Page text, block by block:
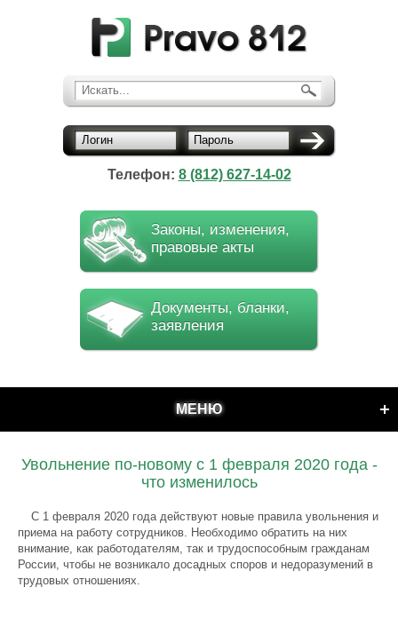
Искать...
Логин Пароль
Телефон: 8 (812) 627-14-02
Законы, изменения,
правовые акты
Документы, бланки,
заявления
МЕНЮ
Увольнение по-новому с 1 февраля 2020 года -
что изменилось
С 1 февраля 2020 года действуют новые правила увольнения и
приема на работу сотрудников. Необходимо обратить на них
внимание, как работодателям, так и трудоспособным гражданам
России, чтобы не возникало досадных споров и недоразумений в
трудовых отношениях.